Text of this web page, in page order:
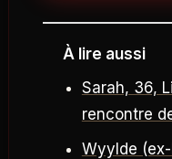
À lire aussi
Sarah, 36,
rencontre
Wyylde